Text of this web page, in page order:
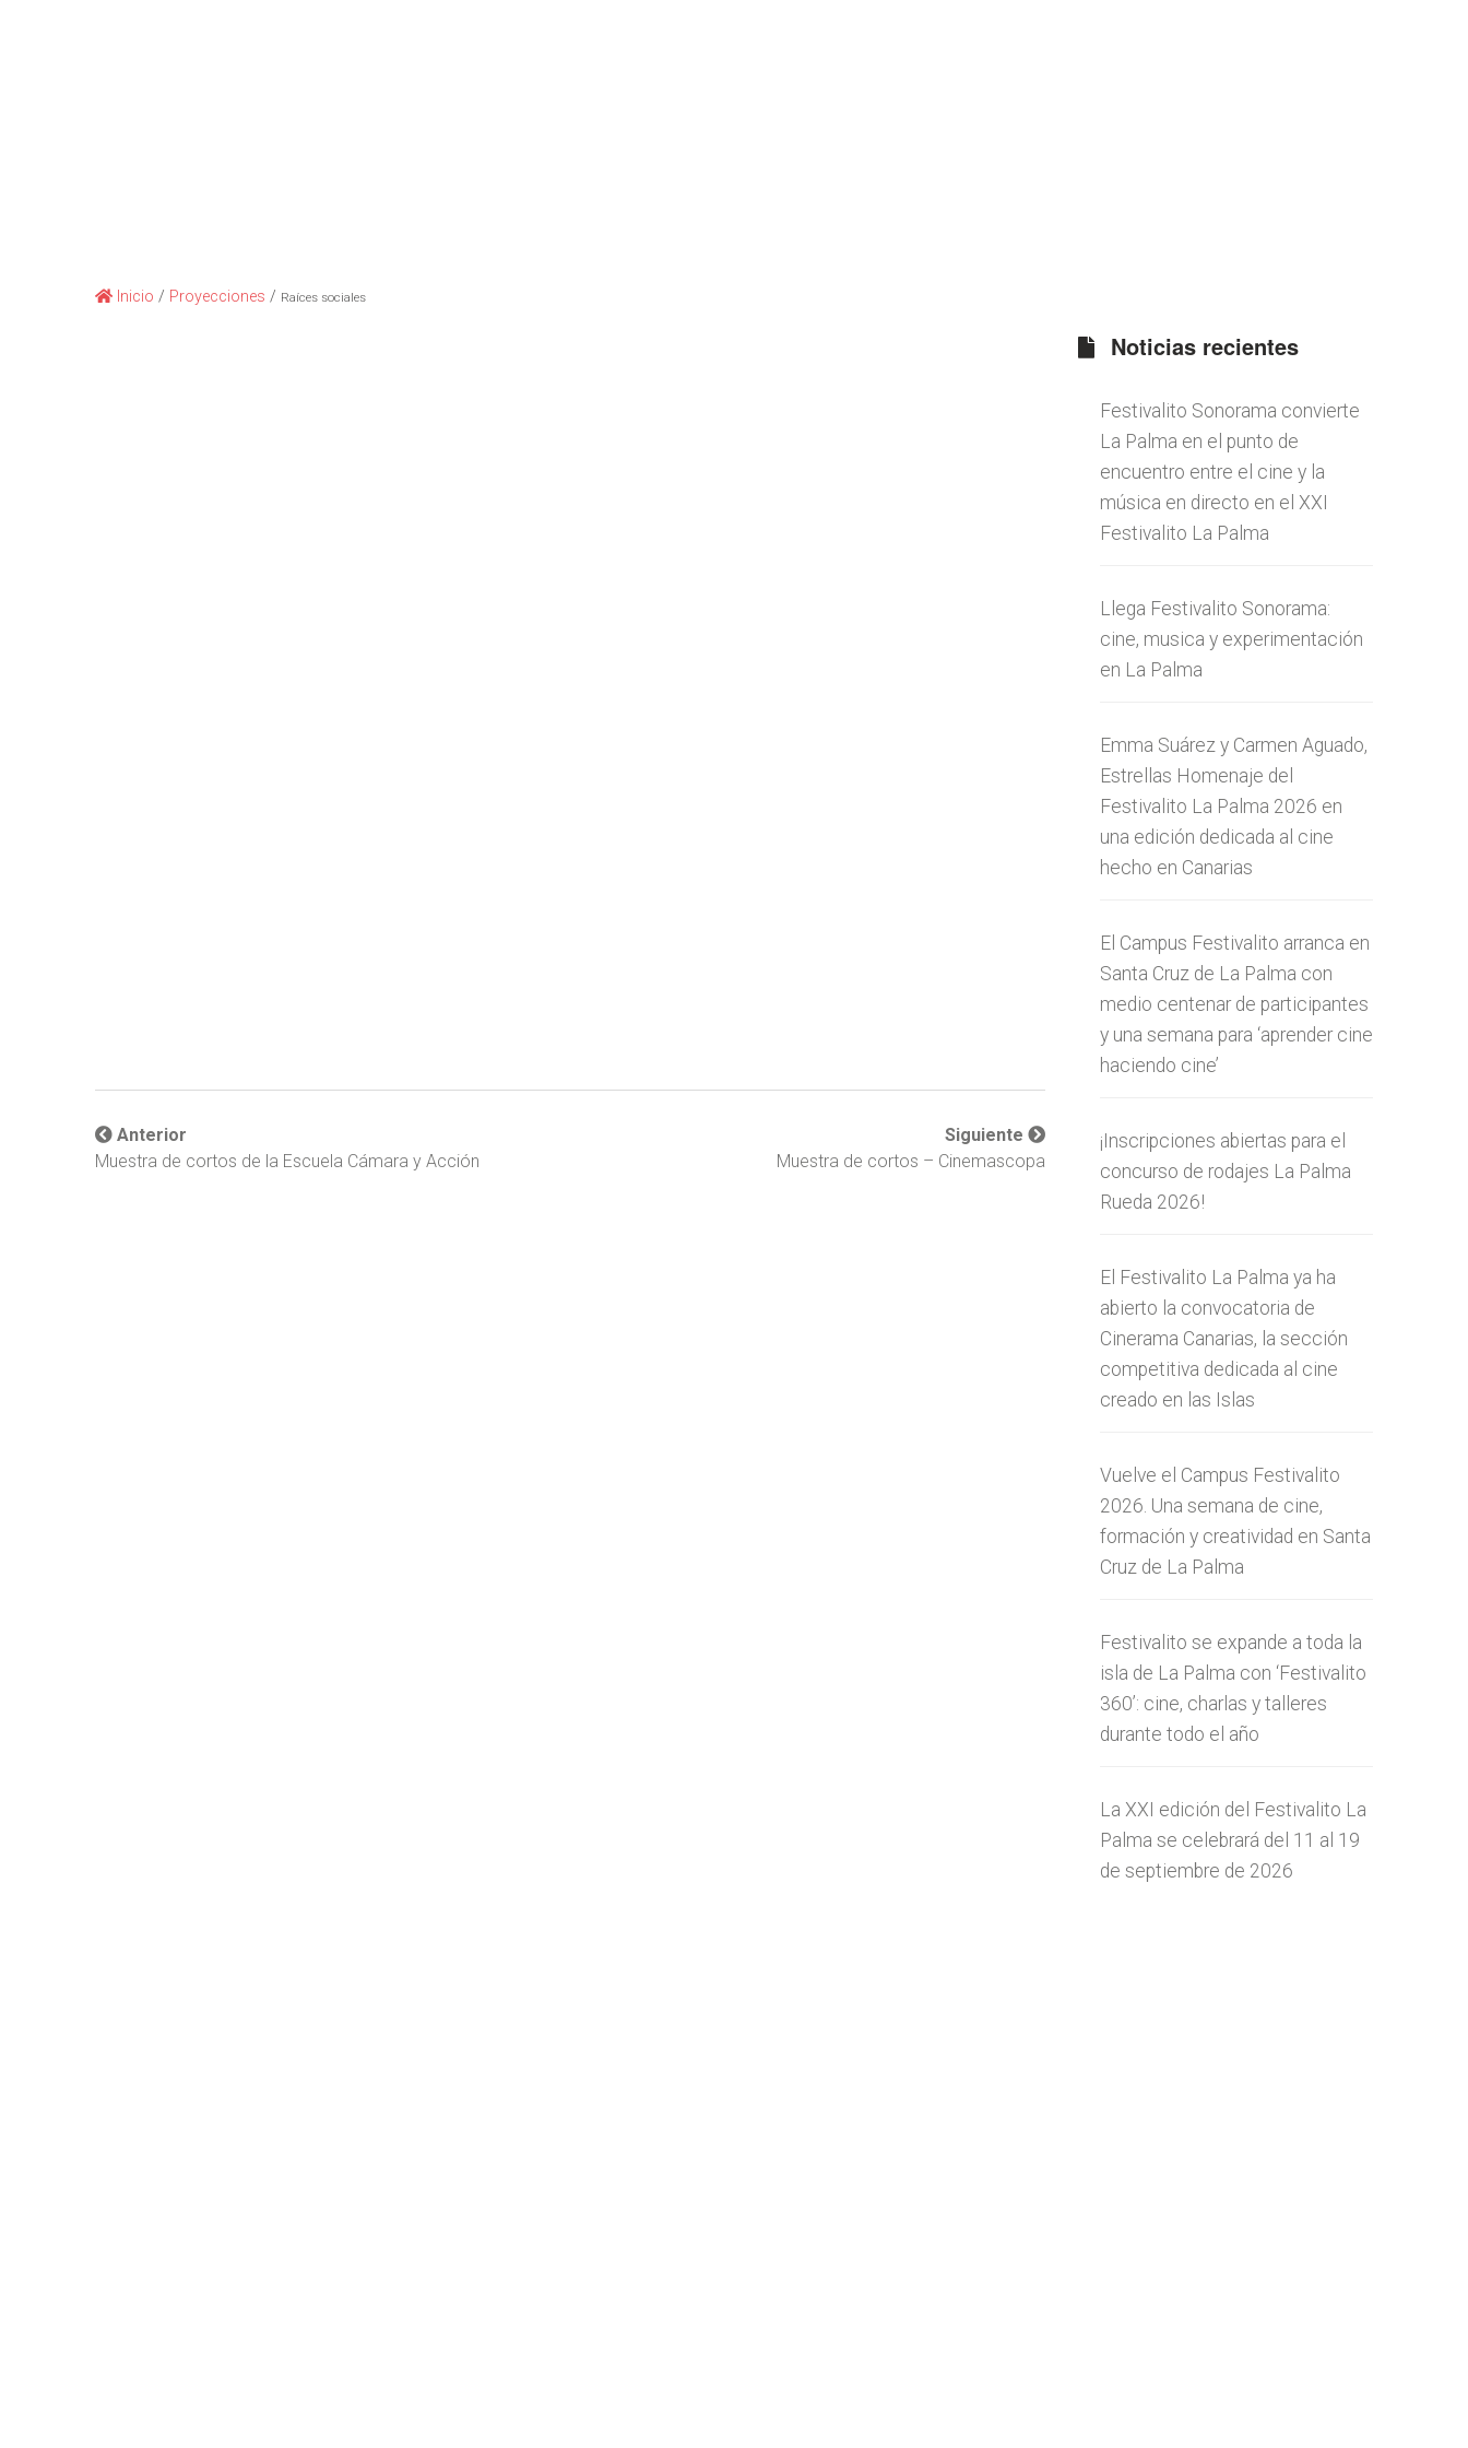
Inicio / Proyecciones / Raíces sociales
Anterior
Muestra de cortos de la Escuela Cámara y Acción
Siguiente
Muestra de cortos – Cinemascopa
Noticias recientes
Festivalito Sonorama convierte
La Palma en el punto de
encuentro entre el cine y la
música en directo en el XXI
Festivalito La Palma
Llega Festivalito Sonorama:
cine, musica y experimentación
en La Palma
Emma Suárez y Carmen Aguado,
Estrellas Homenaje del
Festivalito La Palma 2026 en
una edición dedicada al cine
hecho en Canarias
El Campus Festivalito arranca en
Santa Cruz de La Palma con
medio centenar de participantes
y una semana para ‘aprender cine
haciendo cine’
¡Inscripciones abiertas para el
concurso de rodajes La Palma
Rueda 2026!
El Festivalito La Palma ya ha
abierto la convocatoria de
Cinerama Canarias, la sección
competitiva dedicada al cine
creado en las Islas
Vuelve el Campus Festivalito
2026. Una semana de cine,
formación y creatividad en Santa
Cruz de La Palma
Festivalito se expande a toda la
isla de La Palma con ‘Festivalito
360’: cine, charlas y talleres
durante todo el año
La XXI edición del Festivalito La
Palma se celebrará del 11 al 19
de septiembre de 2026